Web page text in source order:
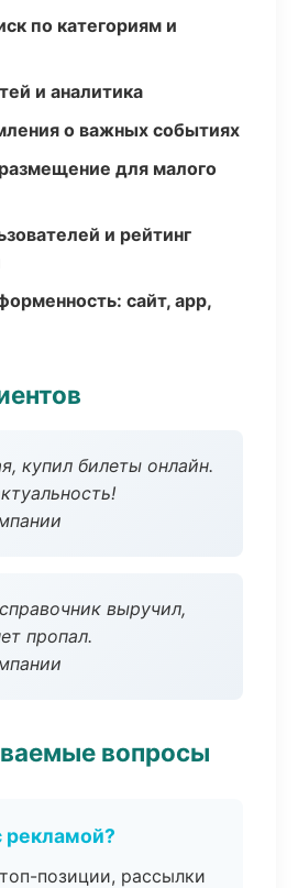
по категориям и
и аналитика
о важных событиях
для малого
и рейтинг
сайт, app,
купил билеты онлайн.
выручил,
пропал.
вопросы
рекламой?
позиции, рассылки